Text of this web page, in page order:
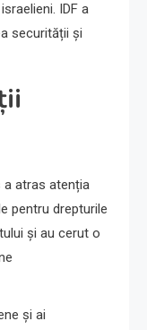
IDF a
securității și
a atras atenția
pentru drepturile
și au cerut o
și ai